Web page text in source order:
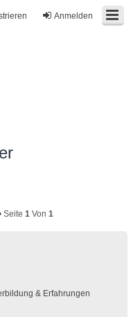
Anmelden
Seite 1Von 1
& Erfahrungen